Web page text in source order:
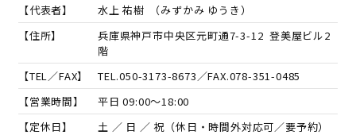
【代表者】 水上 祐樹 （みずかみ ゆうき）
【住所】
兵庫県神戸市中央区元町通7-3-12 登美屋ビル2
階
【TEL／FAX】
TEL.050-3173-8673 ／FAX.078-351-0485
【営業時間】
平日 09:00～18:00
【定休日】
土 ／ 日 ／ 祝（休日・時間外対応可／要予約）